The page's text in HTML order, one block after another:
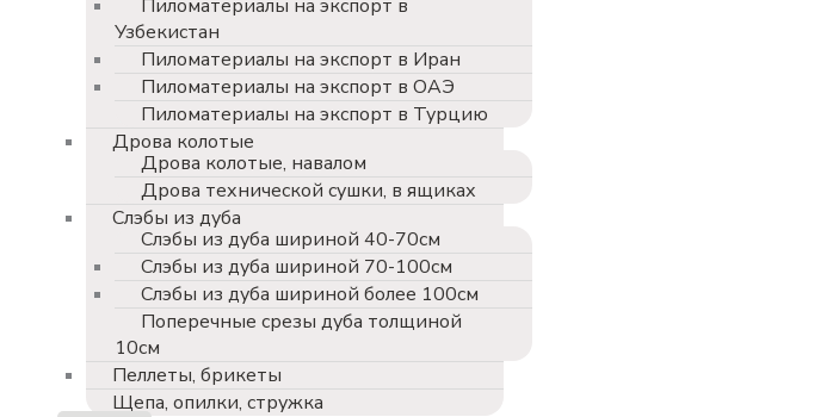
Пиломатериалы на экспорт в
Узбекистан
Пиломатериалы на экспорт в Иран
Пиломатериалы на экспорт в ОАЭ
Пиломатериалы на экспорт в Турцию
Дрова колотые
Дрова колотые, навалом
Дрова технической сушки, в ящиках
Слэбы из дуба
Слэбы из дуба шириной 40-70см
Слэбы из дуба шириной 70-100см
Слэбы из дуба шириной более 100см
Поперечные срезы дуба толщиной
10см
Пеллеты, брикеты
Щепа, опилки, стружка